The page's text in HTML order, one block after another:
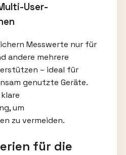
User-
Messwerte nur für
andere mehrere
– ideal für
genutzte Geräte.
um
zu vermeiden.
für die